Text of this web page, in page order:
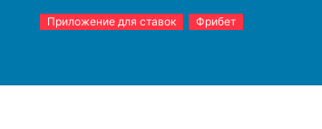
Приложение для ставок Фрибет